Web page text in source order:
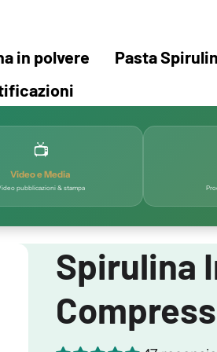
in polvere Pasta
📺
Video e Media
pubblicazioni & stampa
Spirulina